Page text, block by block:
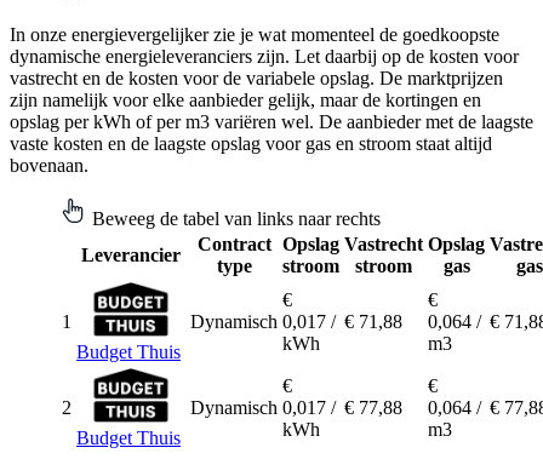
In onze energievergelijker zie je wat momenteel de goedkoopste
dynamische energieleveranciers zijn. Let daarbij op de kosten voor
vastrecht en de kosten voor de variabele opslag. De marktprijzen
zijn namelijk voor elke aanbieder gelijk, maar de kortingen en
opslag per kWh of per m3 variëren wel. De aanbieder met de laagste
vaste kosten en de laagste opslag voor gas en stroom staat altijd
bovenaan.
Beweeg de tabel van links naar rechts
Leverancier
Contract
type
Opslag
stroom
Vastrecht
stroom
Opslag
gas
gas
1
Budget Thuis
Dynamisch
€
0,017 /
kWh
€ 71,88
€
0,064 /
m3
€
2
Budget Thuis
Dynamisch
€
0,017 /
kWh
€ 77,88
€
0,064 /
m3
€